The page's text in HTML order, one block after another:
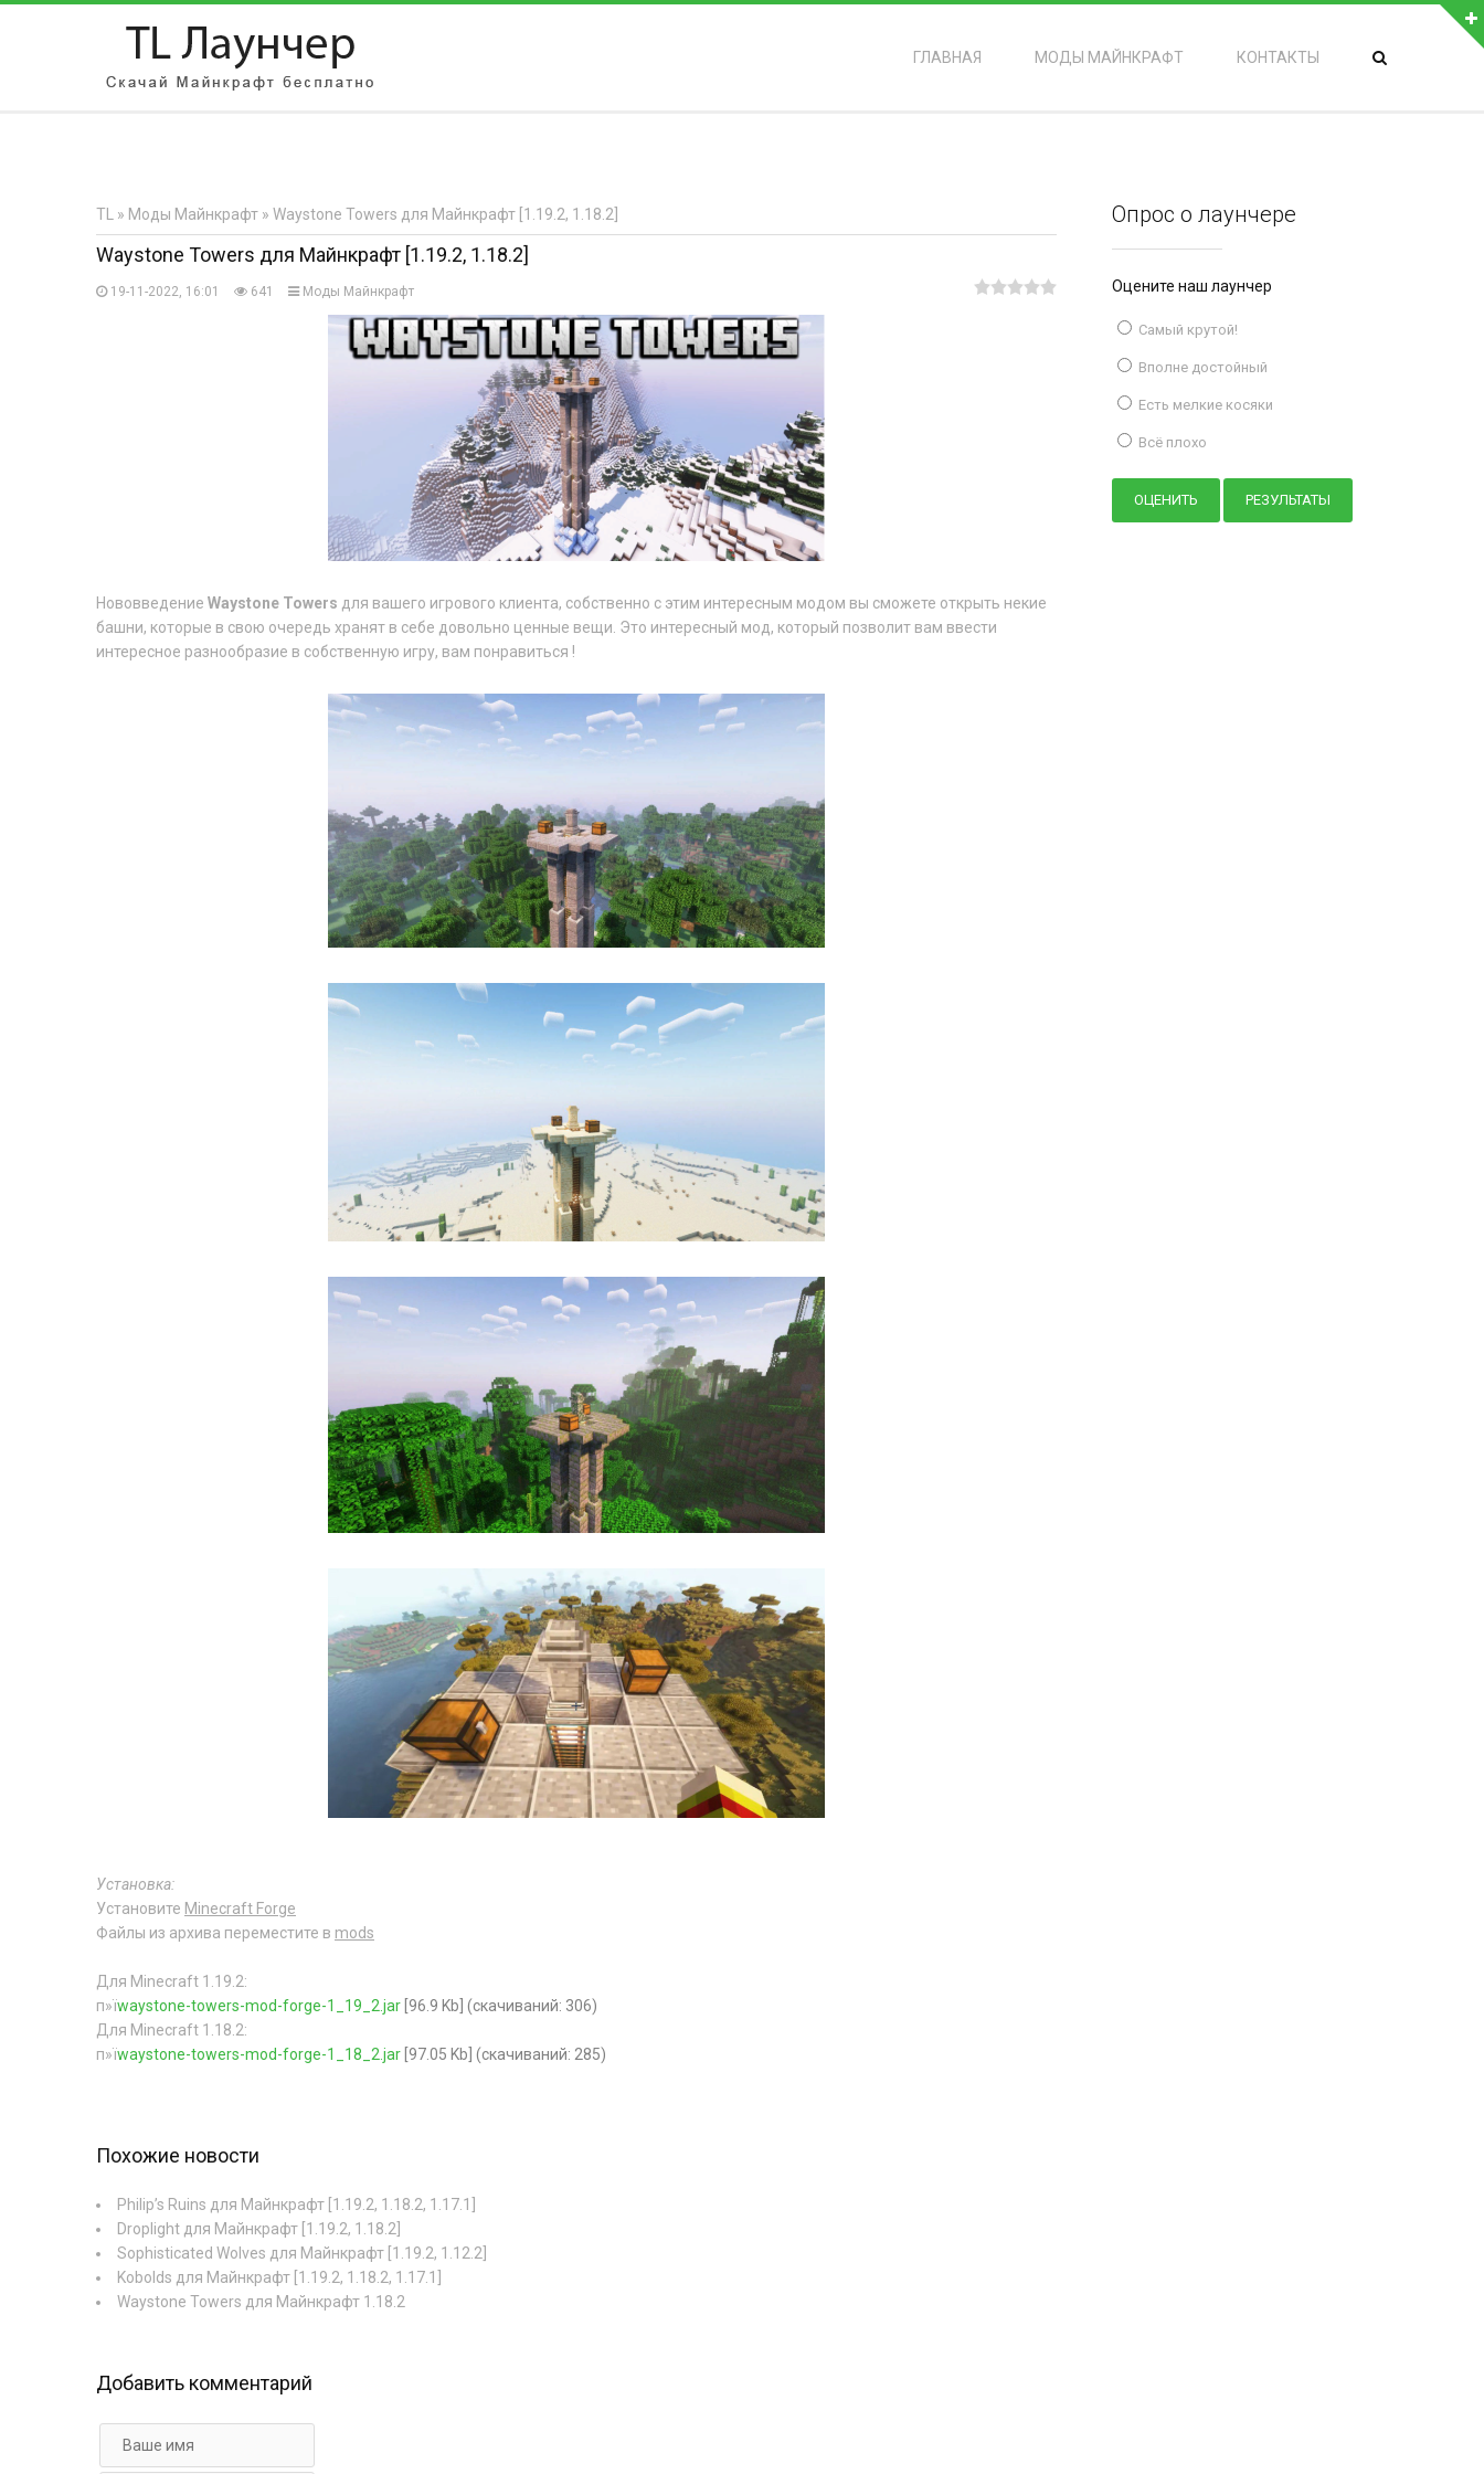
АВТОРИЗАЦИЯ НА САЙТЕ
Регистрация
ГЛАВНАЯ МОДЫ МАЙНКРАФТ КОНТАКТЫ
TL » Моды Майнкрафт » Waystone Towers для Майнкрафт [1.19.2, 1.18.2]
Waystone Towers для Майнкрафт [1.19.2, 1.18.2]
19-11-2022, 16:01 641 Моды Майнкрафт
Нововведение Waystone Towers для вашего игрового клиента, собственно с этим интересным модом вы сможете открыть некие
башни, которые в свою очередь хранят в себе довольно ценные вещи. Это интересный мод, который позволит вам ввести
интересное разнообразие в собственную игру, вам понравиться !
Установка:
Установите Minecraft Forge
Файлы из архива переместите в mods
Для Minecraft 1.19.2:
п»їwaystone-towers-mod-forge-1_19_2.jar [96.9 Kb] (cкачиваний: 306)
Для Minecraft 1.18.2:
п»їwaystone-towers-mod-forge-1_18_2.jar [97.05 Kb] (cкачиваний: 285)
Похожие новости
Philip’s Ruins для Майнкрафт [1.19.2, 1.18.2, 1.17.1]
Droplight для Майнкрафт [1.19.2, 1.18.2]
Sophisticated Wolves для Майнкрафт [1.19.2, 1.12.2]
Kobolds для Майнкрафт [1.19.2, 1.18.2, 1.17.1]
Waystone Towers для Майнкрафт 1.18.2
Добавить комментарий
Опрос о лаунчере
Оцените наш лаунчер
Самый крутой!
Вполне достойный
Есть мелкие косяки
Всё плохо